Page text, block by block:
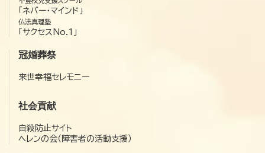
「ネバー・マインド」
仏法真理塾
「サクセスNo.1」
冠婚葬祭
来世幸福セレモニー
社会貢献
自殺防止サイト
ヘレンの会（障害者の活動支援）